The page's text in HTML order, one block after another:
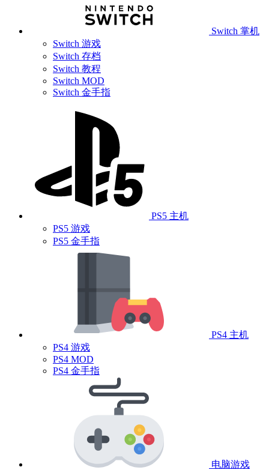
Switch 掌机
Switch 游戏
Switch 存档
Switch 教程
Switch MOD
Switch 金手指
PS5 主机
PS5 游戏
PS5 金手指
PS4 主机
PS4 游戏
PS4 MOD
PS4 金手指
电脑游戏